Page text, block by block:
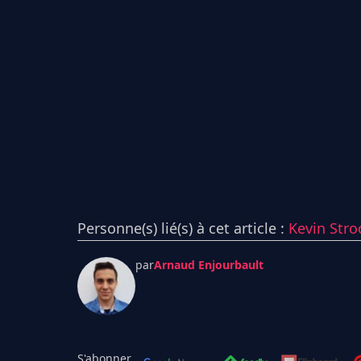
Personne(s) lié(s) à cet article : Kevin
parArnaud Enjourbault